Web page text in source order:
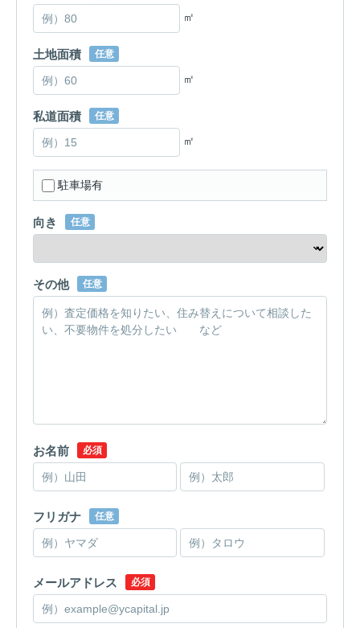
㎡
土地面積 任意
㎡
私道面積 任意
㎡
駐車場有
向き 任意
その他 任意
お名前 必須
フリガナ 任意
メールアドレス 必須